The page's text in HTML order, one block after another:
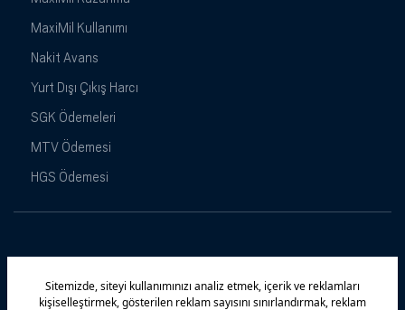
MaxiMil Kullanımı
Nakit Avans
Yurt Dışı Çıkış Harcı
SGK Ödemeleri
MTV Ödemesi
HGS Ödemesi
Maximiles Kampanyalar Yasal Uyarı Güvenlik